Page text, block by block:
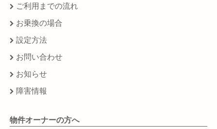
ご利用までの流れ
お乗換の場合
設定方法
お問い合わせ
お知らせ
障害情報
物件オーナーの方へ